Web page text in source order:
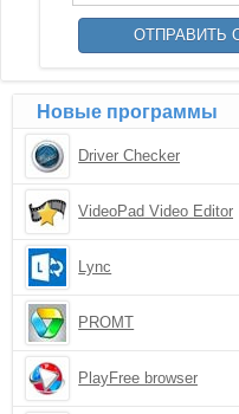
Новые программы
Driver Checker
VideoPad Video Editor
Lync
PROMT
PlayFree browser